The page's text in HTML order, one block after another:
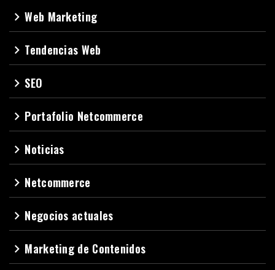
navigate_nextWeb Marketing
navigate_next Tendencias Web
navigate_next SEO
navigate_next Portafolio Netcommerce
navigate_next Noticias
navigate_next Netcommerce
navigate_next Negocios actuales
navigate_next Marketing de Contenidos